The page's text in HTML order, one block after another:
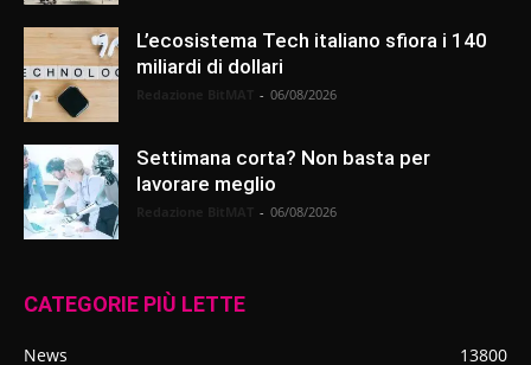
L’ecosistema Tech italiano sfiora i 140
miliardi di dollari
- 06/08/2026
Settimana corta? Non basta per
lavorare meglio
- 06/08/2026
CATEGORIE PIÙ LETTE
News
13800